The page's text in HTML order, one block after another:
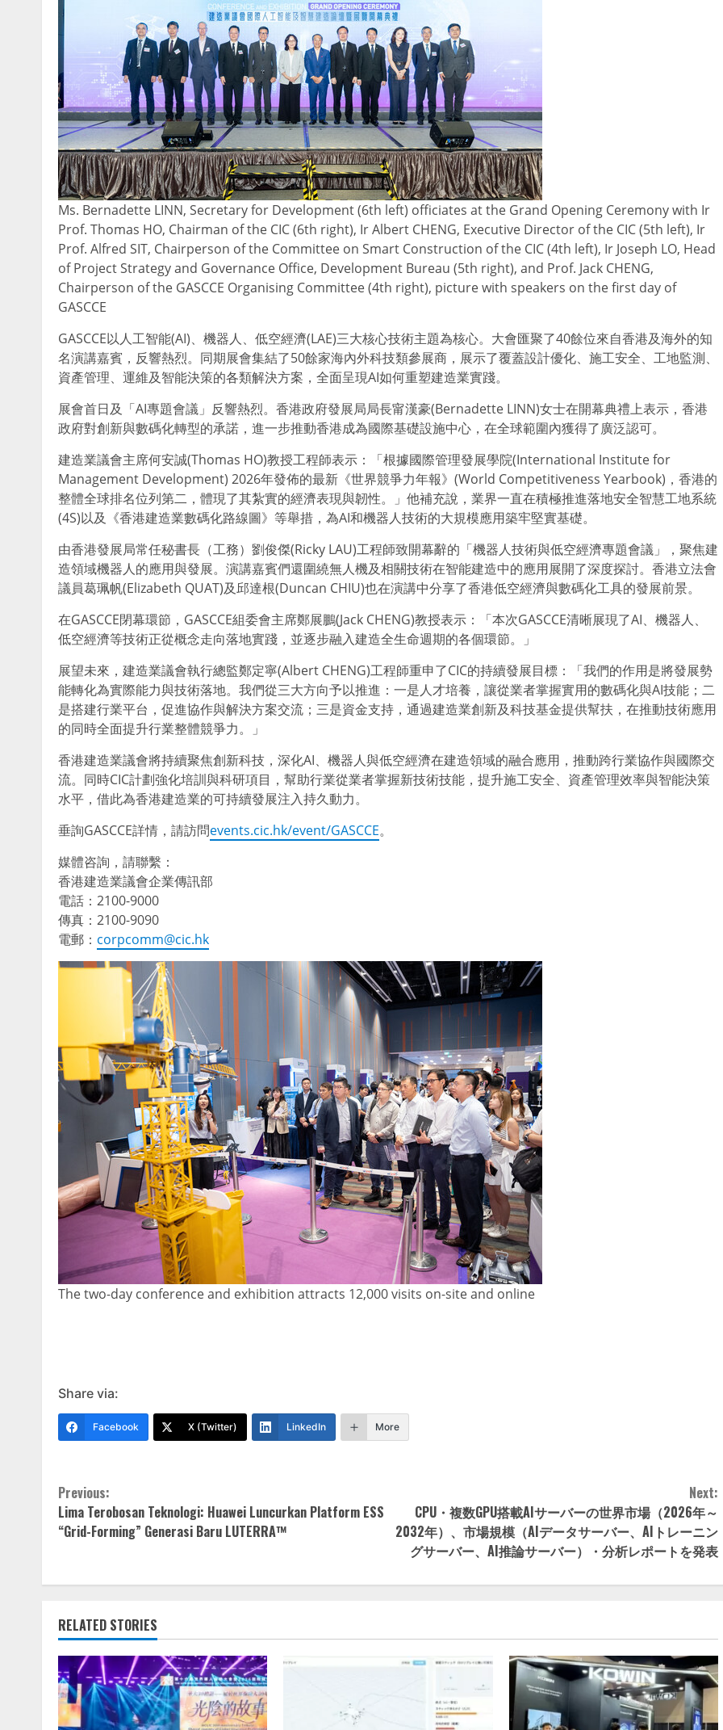
Ms. Bernadette LINN, Secretary for Development (6th left) officiates at the Grand Opening Ceremony with Ir
Prof. Thomas HO, Chairman of the CIC (6th right), Ir Albert CHENG, Executive Director of the CIC (5th left), Ir
Prof. Alfred SIT, Chairperson of the Committee on Smart Construction of the CIC (4th left), Ir Joseph LO, Head
of Project Strategy and Governance Office, Development Bureau (5th right), and Prof. Jack CHENG,
Chairperson of the GASCCE Organising Committee (4th right), picture with speakers on the first day of
GASCCE
GASCCE以人工智能(AI)、機器人、低空經濟(LAE)三大核心技術主題為核心。大會匯聚了40餘位來自香港及海外的知
名演講嘉賓，反響熱烈。同期展會集結了50餘家海內外科技類參展商，展示了覆蓋設計優化、施工安全、工地監測、
資產管理、運維及智能決策的各類解決方案，全面呈現AI如何重塑建造業實踐。
展會首日及 「AI專題會議 」 反響熱烈。香港政府發展局局長甯漢豪(Bernadette LINN)女士在開幕典禮上表示，香港
政府對創新與數碼化轉型的承諾，進一步推動香港成為國際基礎設施中心，在全球範圍內獲得了廣泛認可。
建造業議會主席何安誠(Thomas HO)教授工程師表示：
「根據國際管理發展學院(International Institute for
Management Development) 2026年發佈的最新《世界競爭力年報》(World Competitiveness Yearbook)，香港的
整體全球排名位列第二，體現了其紮實的經濟表現與韌性。
」 他補充說，業界一直在積極推進落地安全智慧工地系統
(4S)以及《香港建造業數碼化路線圖》等舉措，為AI和機器人技術的大規模應用築牢堅實基礎。
由香港發展局常任秘書長（工務）劉俊傑(Ricky LAU)工程師致開幕辭的 「機器人技術與低空經濟專題會議 」
，聚焦建
造領域機器人的應用與發展。演講嘉賓們還圍繞無人機及相關技術在智能建造中的應用展開了深度探討。香港立法會
議員葛珮帆(Elizabeth QUAT)及邱達根(Duncan CHIU)也在演講中分享了香港低空經濟與數碼化工具的發展前景。
在GASCCE閉幕環節，GASCCE組委會主席鄭展鵬(Jack CHENG)教授表示：
「本次GASCCE清晰展現了AI、機器人、
低空經濟等技術正從概念走向落地實踐，並逐步融入建造全生命週期的各個環節。
」
展望未來，建造業議會執行總監鄭定寧(Albert CHENG)工程師重申了CIC的持續發展目標：
「我們的作用是將發展勢
能轉化為實際能力與技術落地。我們從三大方向予以推進：一是人才培養，讓從業者掌握實用的數碼化與AI技能；二
是搭建行業平台，促進協作與解決方案交流；三是資金支持，通過建造業創新及科技基金提供幫扶，在推動技術應用
的同時全面提升行業整體競爭力。
」
香港建造業議會將持續聚焦創新科技，深化AI、機器人與低空經濟在建造領域的融合應用，推動跨行業協作與國際交
流。同時CIC計劃強化培訓與科研項目，幫助行業從業者掌握新技術技能，提升施工安全、資產管理效率與智能決策
水平，借此為香港建造業的可持續發展注入持久動力。
垂詢GASCCE詳情，請訪問events.cic.hk/event/GASCCE。
媒體咨詢，請聯繫：
香港建造業議會企業傳訊部
電話：2100-9000
傳真：2100-9090
電郵： corpcomm@cic.hk
The two-day conference and exhibition attracts 12,000 visits on-site and online
Share via:
Facebook X (Twitter) LinkedIn More
Continue
Reading
Previous:
Lima Terobosan Teknologi: Huawei Luncurkan Platform ESS
“Grid-Forming” Generasi Baru LUTERRA™
Next:
CPU・複数GPU搭載AIサーバーの世界市場（2026年～
2032年）、市場規模（AIデータサーバー、AIトレーニン
グサーバー、AI推論サーバー）・分析レポートを発表
RELATED STORIES